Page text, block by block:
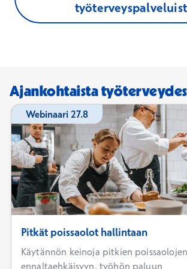
Ajankohtaista
Webinaari 27.8
Pitkät poissaolot hallintaan
Käytännön keinoja pitkien poissaolojen
ennaltaehkäisyyn, työhön paluun